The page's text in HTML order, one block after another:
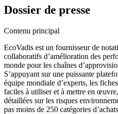
Dossier de presse
Contenu principal
EcoVadis est un fournisseur de
collaboratifs d’amélioration des
monde pour les chaînes
S’appuyant sur une puissante
équipe mondiale d’experts, les
faciles à utiliser et à mettre en
détaillées sur les risques
pas moins de 250 catégories